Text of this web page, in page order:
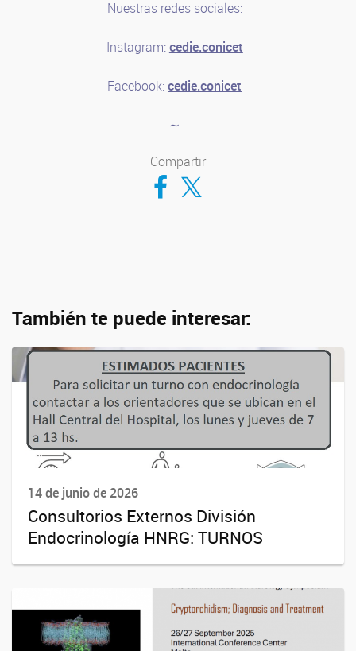
Nuestras redes sociales:
Instagram:cedie.conicet
Facebook:cedie.conicet
∼
Compartir
Compartir en Facebook
Compartir en Twitter
También te puede interesar:
14 de junio de 2026
Consultorios Externos División
Endocrinología HNRG: TURNOS